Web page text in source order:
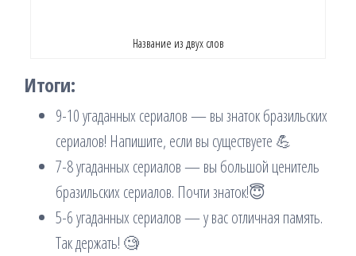
Название из двух слов
Итоги:
9-10 угаданных сериалов — вы знаток бразильских
сериалов! Напишите, если вы существуете 💪
7-8 угаданных сериалов — вы большой ценитель
бразильских сериалов. Почти знаток!😇
5-6 угаданных сериалов — у вас отличная память.
Так держать! 🧐